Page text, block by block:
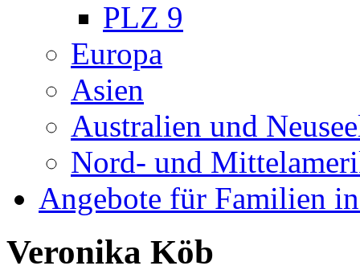
PLZ 9
Europa
Asien
Australien und
Nord- und
Angebote für Familien
Veronika Köb